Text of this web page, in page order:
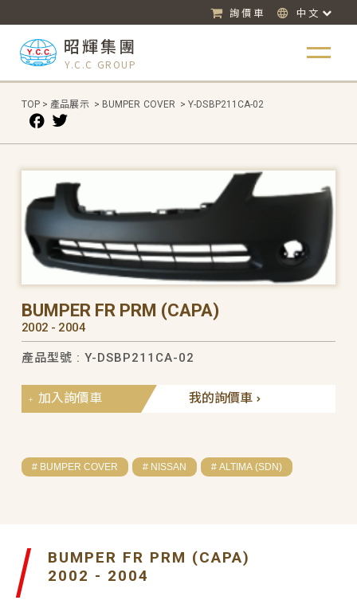
詢價車 中文
昭輝集團
Y.C.C GROUP
TOP > 產品展示 > BUMPER COVER > Y-DSBP211CA-02
BUMPER FR PRM (CAPA)
2002 - 2004
產品型號 : Y-DSBP211CA-02
我的詢價車
加入詢價車
# BUMPER COVER # NISSAN # ALTIMA (SDN)
BUMPER FR PRM (CAPA)
2002 - 2004